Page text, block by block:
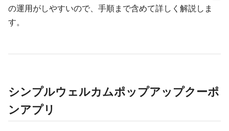
の運用がしやすいので、手順まで含めて詳しく解説しま
す。
シンプルウェルカムポップアップクーポ
ンアプリ